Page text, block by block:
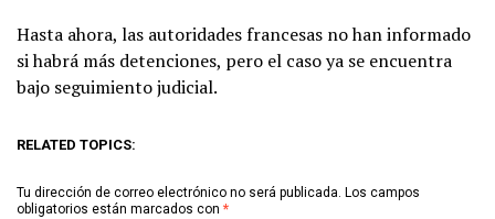
Hasta ahora, las autoridades francesas no han informado
si habrá más detenciones, pero el caso ya se encuentra
bajo seguimiento judicial.
RELATED TOPICS:
Tu dirección de correo electrónico no será publicada. Los campos
obligatorios están marcados con *